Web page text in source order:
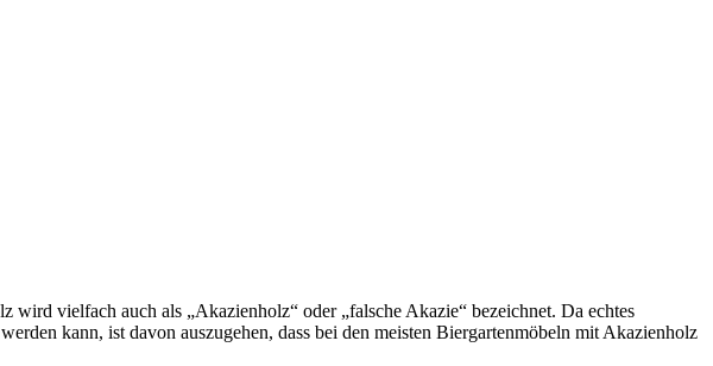
wird vielfach auch als „Akazienholz“ oder „falsche Akazie“ bezeichnet. Da echtes
kann, ist davon auszugehen, dass bei den meisten Biergartenmöbeln mit Akazienholz